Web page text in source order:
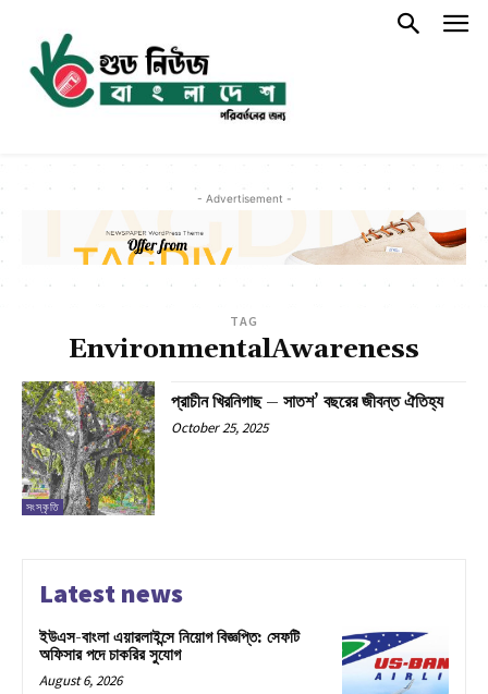
- Advertisement -
TAG
EnvironmentalAwareness
সংস্কৃতি
প্রাচীন খিরনিগাছ – সাতশ’ বছরের জীবন্ত ঐতিহ্য
October 25, 2025
Latest news
ইউএস-বাংলা এয়ারলাইন্সে নিয়োগ বিজ্ঞপ্তি: সেফটি
অফিসার পদে চাকরির সুযোগ
August 6, 2026